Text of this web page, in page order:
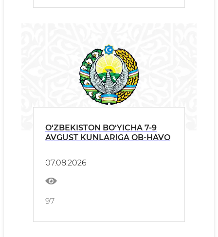
O‘ZBEKISTON BO‘YICHA 7-9
AVGUST KUNLARIGA OB-HAVO
07.08.2026
97